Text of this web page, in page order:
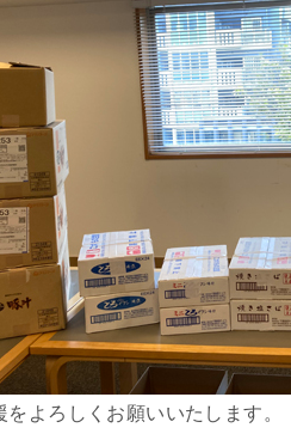
よろしくお願いいたします。